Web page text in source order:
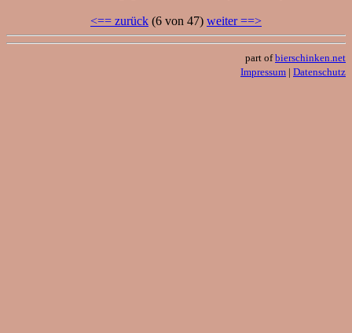
<== zurück (6 von 47) weiter ==>
part ofbierschinken.net
Impressum | Datenschutz